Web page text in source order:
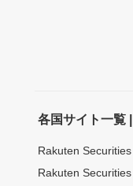
各国サイト一覧
Rakuten
Rakuten